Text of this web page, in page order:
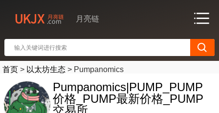
月亮链
首页 > 以太坊生态 > Pumpanomics
Pumpanomics|PUMP_PUMP
价格_PUMP最新价格_PUMP
交易所